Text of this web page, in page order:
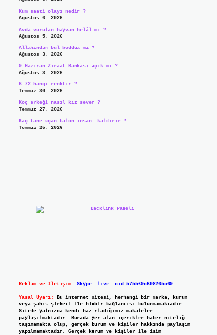
Kum saati olayı nedir ?
Ağustos 6, 2026
Avda vurulan hayvan helâl mi ?
Ağustos 5, 2026
Allahından bul beddua mı ?
Ağustos 3, 2026
9 Haziran Ziraat Bankası açık mı ?
Ağustos 3, 2026
6.72 hangi renktir ?
Temmuz 30, 2026
Koç erkeği nasıl kız sever ?
Temmuz 27, 2026
Kaç tane uçan balon insanı kaldırır ?
Temmuz 25, 2026
Reklam ve İletişim: Skype: live:.cid.575569c608265c69
Yasal Uyarı:
Bu internet sitesi, herhangi bir marka, kurum
veya şahıs şirketi ile hiçbir bağlantısı bulunmamaktadır.
Sitede yalnızca kendi hazırladığımız makaleler
paylaşılmaktadır. Burada yer alan içerikler haber niteliği
taşımamakta olup, gerçek kurum ve kişiler hakkında paylaşım
yapılmamaktadır. Gerçek kurum ve kişiler ile isim